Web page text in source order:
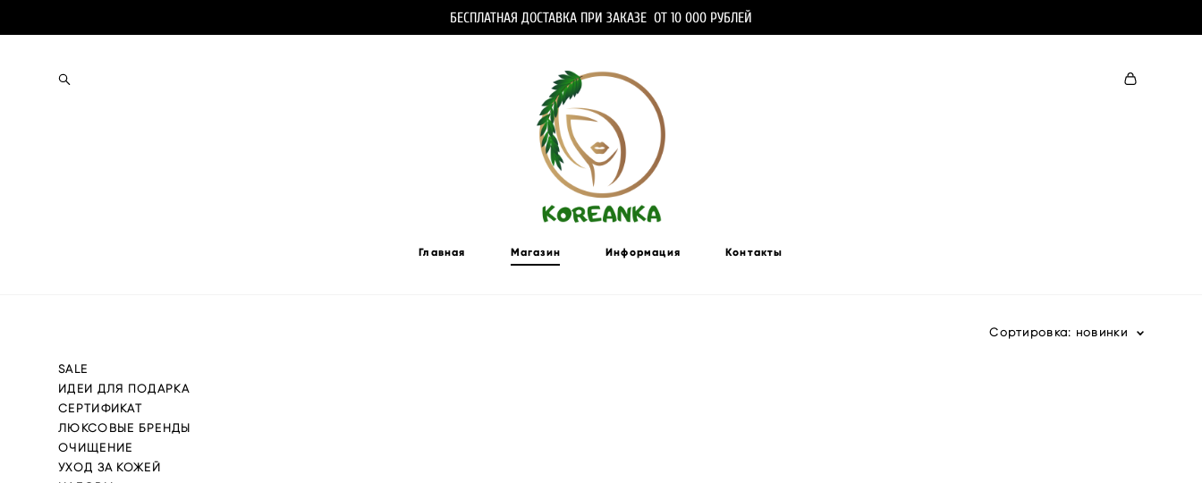
БЕСПЛАТНАЯ ДОСТАВКА ПРИ ЗАКАЗЕ ОТ 10 000 РУБЛЕЙ
Главная Магазин Информация Контакты
SALE
ИДЕИ ДЛЯ ПОДАРКА
СЕРТИФИКАТ
ЛЮКСОВЫЕ БРЕНДЫ
ОЧИЩЕНИЕ
УХОД ЗА КОЖЕЙ
Сортировка: новинки